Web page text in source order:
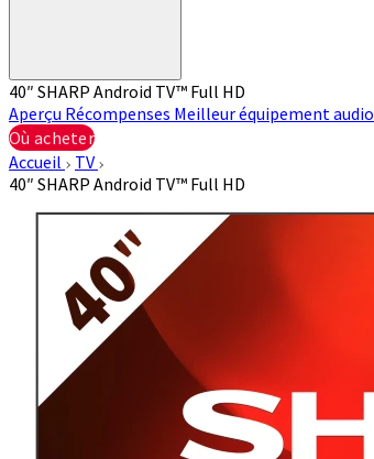
40″ SHARP Android TV™ Full HD
Aperçu Récompenses Meilleur équipement audio
Où acheter
Accueil
TV
40″ SHARP Android TV™ Full HD